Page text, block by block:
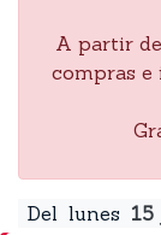
A partir
compras e
Del lunes 15